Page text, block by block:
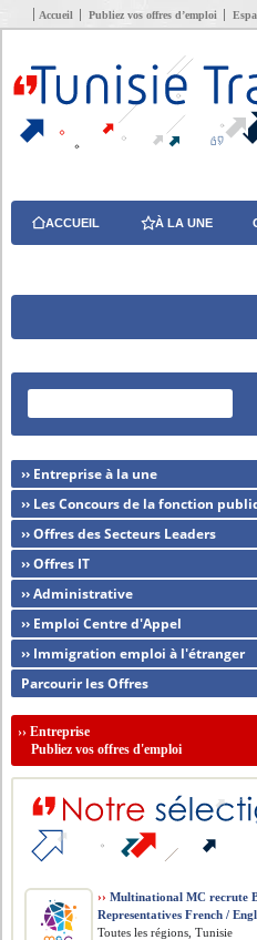
Accueil Publiez vos offres d’emploi
ACCUEIL À LA UNE
›› Entreprise à la une
›› Les Concours de la fonction
›› Offres des Secteurs Leaders
›› Offres IT
›› Administrative
›› Emploi Centre d'Appel
›› Immigration emploi à l'étranger
Parcourir les Offres
››Entreprise
Publiez vos offres d'emploi
›› Multinational MC recrute
Representatives French /
Toutes les régions, Tunisie